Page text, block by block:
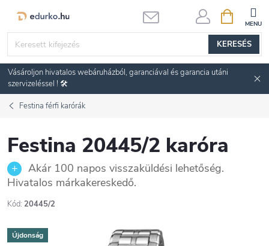
KERESÉS
KOSÁR
Vásároljon hivatalos webáruházból, garanciával és garancia utáni
szervizeléssel ! 🛠️
Festina férfi karórák
Festina 20445/2 karóra
Akár 100 napos visszaküldési lehetőség.
Hivatalos márkakereskedő.
Kód: 20445/2
Újdonság